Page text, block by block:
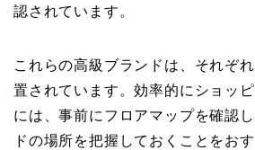
認されています。
これらの高級ブランドは、それぞ
置されています。効率的にショッ
には、事前にフロアマップを確認
ドの場所を把握しておくことをおす